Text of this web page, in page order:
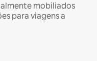
mobiliados
para viagens a